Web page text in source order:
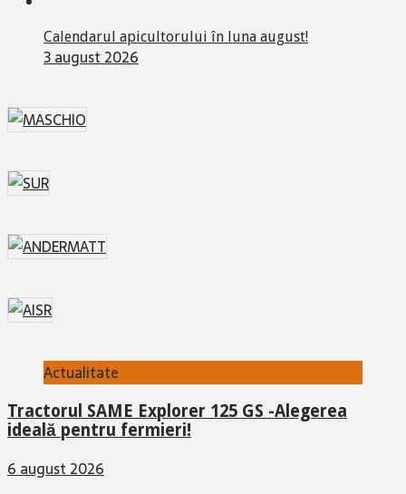
Calendarul apicultorului în luna august!
3 august 2026
Actualitate
Tractorul SAME Explorer 125 GS -Alegerea
ideală pentru fermieri!
6 august 2026